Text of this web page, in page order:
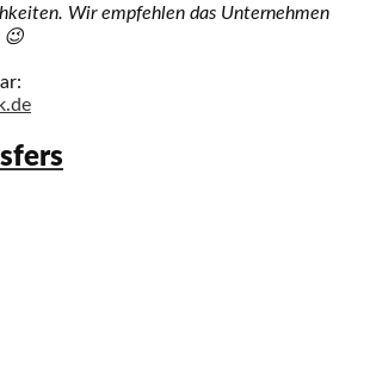
Wir empfehlen das Unternehmen
😉